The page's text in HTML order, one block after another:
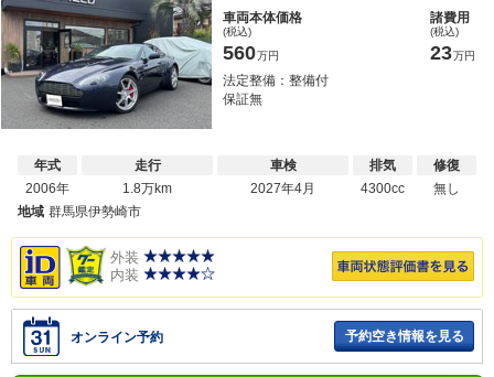
車両本体価格
(税込)
560万円
諸費用
(税込)
23万円
法定整備：整備付
保証無
年式
2006年
走行
1.8万km
車検
2027年4月
排気
4300cc
修復
無し
地域 群馬県伊勢崎市
外装
内装
オンライン予約 予約空き情報を見る